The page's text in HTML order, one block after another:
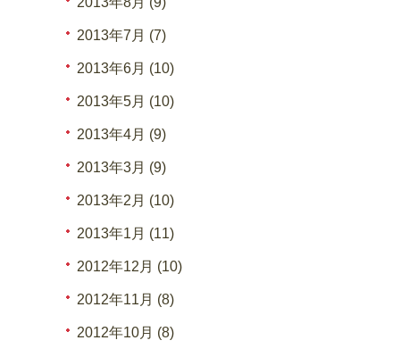
2013年7月 (7)
2013年6月 (10)
2013年5月 (10)
2013年4月 (9)
2013年3月 (9)
2013年2月 (10)
2013年1月 (11)
2012年12月 (10)
2012年11月 (8)
2012年10月 (8)